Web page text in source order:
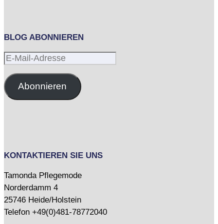
BLOG ABONNIEREN
E-
AdresseAbonnieren
KONTAKTIEREN SIE UNS
Tamonda Pflegemode
Norderdamm 4
25746 Heide/Holstein
Telefon +49(0)481-78772040